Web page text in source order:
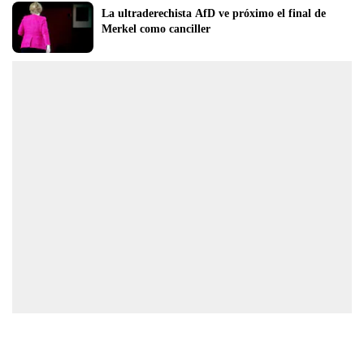
La ultraderechista AfD ve próximo el final de
Merkel como canciller